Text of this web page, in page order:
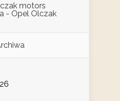
motors
- Opel Olczak